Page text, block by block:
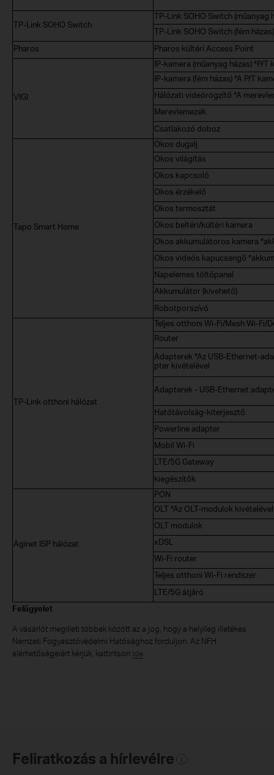
TP-Link SOHO Switch
TP-Link SOHO Switch (műanyag
TP-Link SOHO Switch (fém házas)
Pharos
Pharos kültéri Access Point
VIGI
IP-kamera (műanyag házas) *P/
IP-kamera (fém házas) *A P/T
Hálózati videórögzítő *A
Merevlemezek
Csatlakozó doboz
Tapo Smart Home
Okos dugalj
Okos világítás
Okos kapcsoló
Okos érzékelő
Okos termosztát
Okos beltéri/kültéri kamera
Okos akkumulátoros kamera
Okos videós kapucsengő
Napelemes töltőpanel
Akkumulátor (kivehető)
Robotporszívó
TP-Link otthoni hálózat
Teljes otthoni Wi-Fi/Mesh Wi-Fi/
Router
Adapterek *Az USB-Ethernet-
pter kivételével
Adapterek - USB-Ethernet
Hatótávolság-kiterjesztő
Powerline adapter
Mobil Wi-Fi
LTE/5G Gateway
kiegészítők
Aginet ISP hálózat
PON
OLT *Az OLT-modulok kivételével
OLT modulok
xDSL
Wi-Fi router
Teljes otthoni Wi-Fi rendszer
LTE/5G átjáró
Felügyelet
A vásárlót megilleti többek között az a jog, hogy a helyileg illetékes
Nemzeti Fogyasztóvédelmi Hatósághoz forduljon. Az NFH
elérhetőségeiért kérjük, kattintson ide
Feliratkozás a hírlevélre